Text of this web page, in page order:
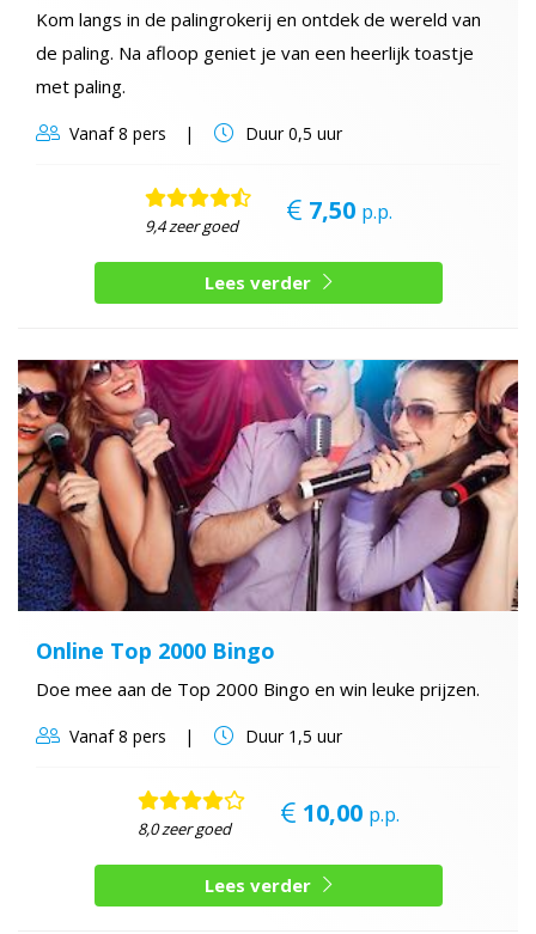
Kom langs in de palingrokerij en ontdek de wereld van
de paling. Na afloop geniet je van een heerlijk toastje
met paling.
Vanaf8 pers Duur0,5 uur
9,4 zeer goed 7,50 p.p.
Lees verder
Online Top 2000 Bingo
Doe mee aan de Top 2000 Bingo en win leuke prijzen.
Vanaf8 pers Duur1,5 uur
8,0 zeer goed 10,00 p.p.
Lees verder